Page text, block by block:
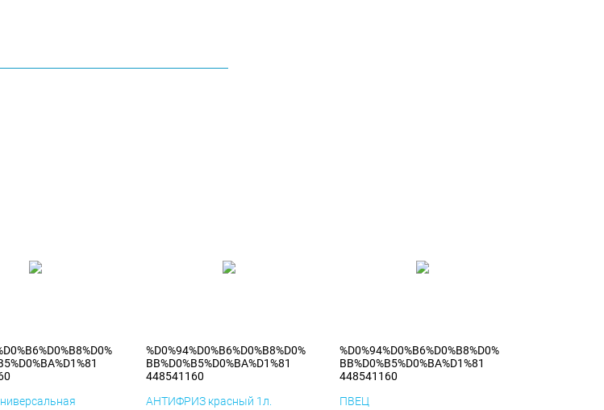
%D0%94%D0%B6%D0%B8%D0%
BB%D0%B5%D0%BA%D1%81
448541160
АНТИФРИЗ красный 1л.
%D0%94%D0%B6%D0%B8%D0%
BB%D0%B5%D0%BA%D1%81
448541160
ПВЕЦ